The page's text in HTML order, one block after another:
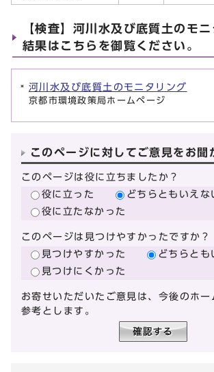
【検査】河川水及び底質土のモ
結果はこちらを御覧ください。
河川水及び底質土のモニタリング
京都市環境政策局ホームページ
このページに対してご意見をお聞
このページは役に立ちましたか？
役に立った
どちらともいえな
役に立たなかった
このページは見つけやすかったですか？
見つけやすかった
どちらとも
見つけにくかった
お寄せいただいたご意見は、今後のホー
参考とします。